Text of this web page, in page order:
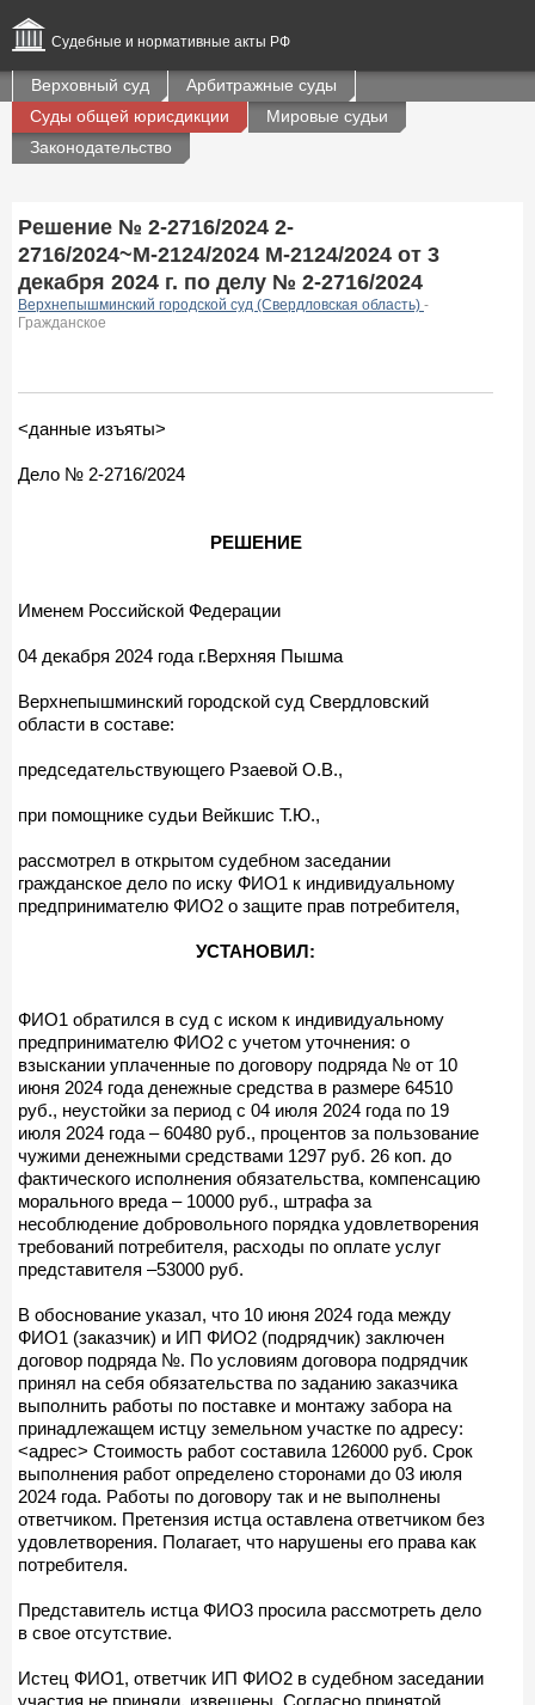
Судебные и нормативные акты РФ
Верховный суд
Арбитражные суды
Суды общей юрисдикции
Мировые судьи
Законодательство
Решение № 2-2716/2024 2-
2716/2024~М-2124/2024 М-2124/2024 от 3
декабря 2024 г. по делу № 2-2716/2024
Верхнепышминский городской суд (Свердловская область) -
Гражданское
<данные изъяты>
Дело № 2-2716/2024
РЕШЕНИЕ
Именем Российской Федерации
04 декабря 2024 года г.Верхняя Пышма
Верхнепышминский городской суд Свердловский
области в составе:
председательствующего Рзаевой О.В.,
при помощнике судьи Вейкшис Т.Ю.,
рассмотрел в открытом судебном заседании
гражданское дело по иску ФИО1 к индивидуальному
предпринимателю ФИО2 о защите прав потребителя,
УСТАНОВИЛ:
ФИО1 обратился в суд с иском к индивидуальному
предпринимателю ФИО2 с учетом уточнения: о
взыскании уплаченные по договору подряда № от 10
июня 2024 года денежные средства в размере 64510
руб., неустойки за период с 04 июля 2024 года по 19
июля 2024 года – 60480 руб., процентов за пользование
чужими денежными средствами 1297 руб. 26 коп. до
фактического исполнения обязательства, компенсацию
морального вреда – 10000 руб., штрафа за
несоблюдение добровольного порядка удовлетворения
требований потребителя, расходы по оплате услуг
представителя –53000 руб.
В обоснование указал, что 10 июня 2024 года между
ФИО1 (заказчик) и ИП ФИО2 (подрядчик) заключен
договор подряда №. По условиям договора подрядчик
принял на себя обязательства по заданию заказчика
выполнить работы по поставке и монтажу забора на
принадлежащем истцу земельном участке по адресу:
<адрес> Стоимость работ составила 126000 руб. Срок
выполнения работ определено сторонами до 03 июля
2024 года. Работы по договору так и не выполнены
ответчиком. Претензия истца оставлена ответчиком без
удовлетворения. Полагает, что нарушены его права как
потребителя.
Представитель истца ФИО3 просила рассмотреть дело
в свое отсутствие.
Истец ФИО1, ответчик ИП ФИО2 в судебном заседании
участия не приняли, извещены. Согласно принятой